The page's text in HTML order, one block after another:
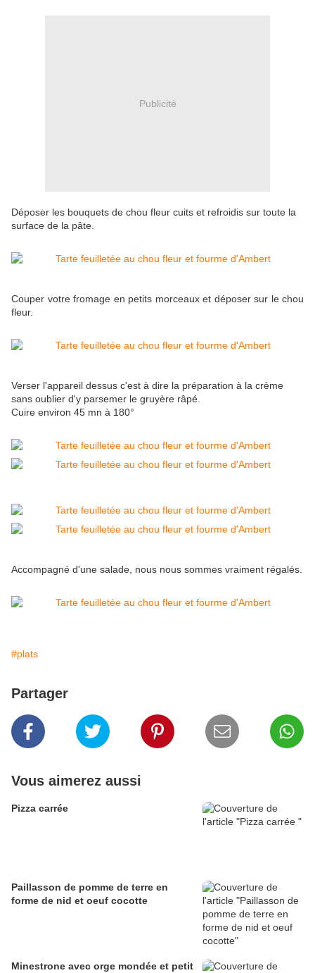
Publicité
Déposer les bouquets de chou fleur cuits et refroidis sur toute la
surface de la pâte.
Couper votre fromage en petits morceaux et déposer sur le chou
fleur.
Verser l'appareil dessus c'est à dire la préparation à la crème
sans oublier d'y parsemer le gruyère râpé.
Cuire environ 45 mn à 180°
Accompagné d'une salade, nous nous sommes vraiment régalés.
#plats
Partager
Vous aimerez aussi
Pizza carrée
Paillasson de pomme de terre en
forme de nid et oeuf cocotte
Minestrone avec orge mondée et petit